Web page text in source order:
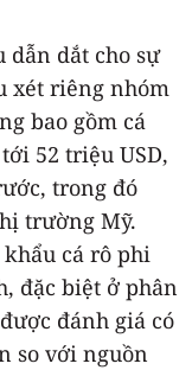
dắt cho sự
xét riêng nhóm
bao gồm cá
52 triệu USD,
trong đó
trường Mỹ.
cá rô phi
đặc biệt ở phân
đánh giá có
so với nguồn